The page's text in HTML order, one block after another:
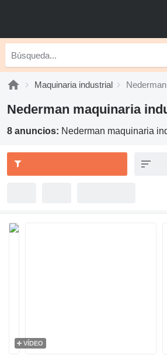
Maquinaria industrial
Nederman maquinaria
8 anuncios: Nederman maquinaria
VÍDEO